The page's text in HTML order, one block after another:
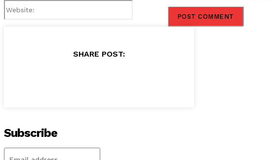
SHARE POST:
Subscribe